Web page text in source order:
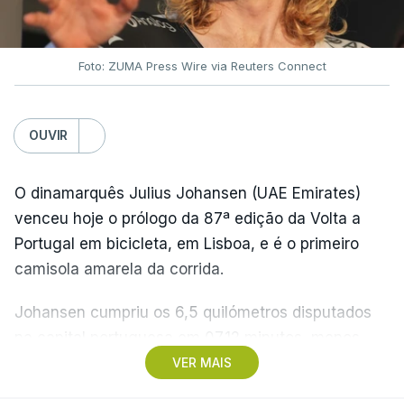
Foto: ZUMA Press Wire via Reuters Connect
OUVIR
VER MAIS
O dinamarquês Julius Johansen (UAE Emirates)
venceu hoje o prólogo da 87ª edição da Volta a
Portugal em bicicleta, em Lisboa, e é o primeiro
camisola amarela da corrida.
Johansen cumpriu os 6,5 quilómetros disputados
quatro segundos do que o companheiro de equipa